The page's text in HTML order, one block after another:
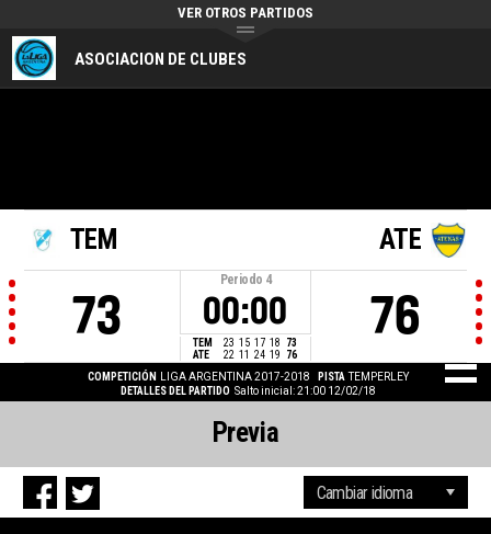
ASOCIACION DE CLUBES
VER OTROS PARTIDOS
TEM
73
Periodo 4
00:00
TEM 23 15 17 18
73
ATE
22 11 24 19 76
ATE
76
COMPETICIÓN LIGA ARGENTINA 2017-2018 PISTA TEMPERLEY
DETALLES DEL PARTIDO Salto inicial: 21:00 12/02/18
Previa